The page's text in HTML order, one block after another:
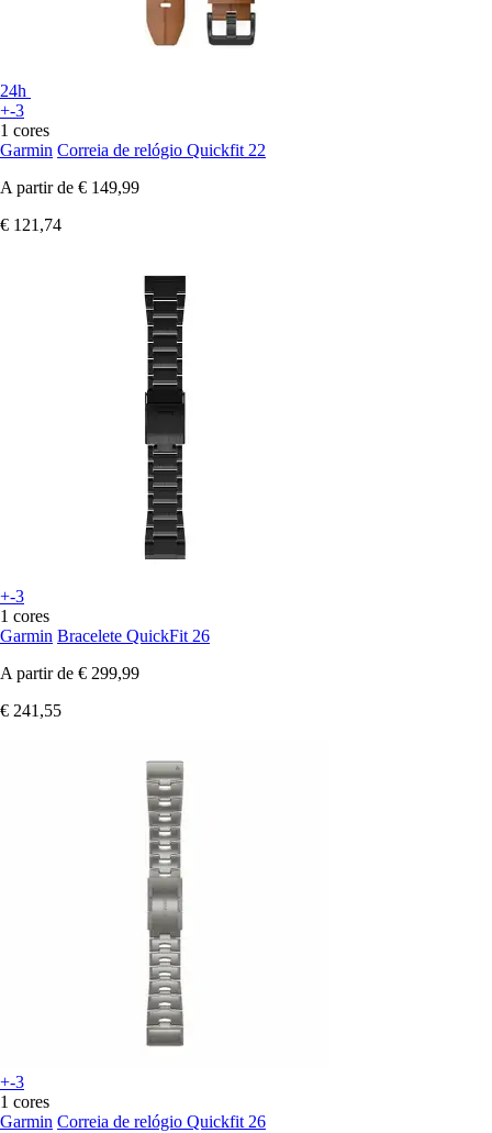
24h
+-3
1 cores
Garmin Correia de relógio Quickfit 22
A partir de € 149,99
€ 121,74
+-3
1 cores
Garmin Bracelete QuickFit 26
A partir de € 299,99
€ 241,55
+-3
1 cores
Garmin Correia de relógio Quickfit 26